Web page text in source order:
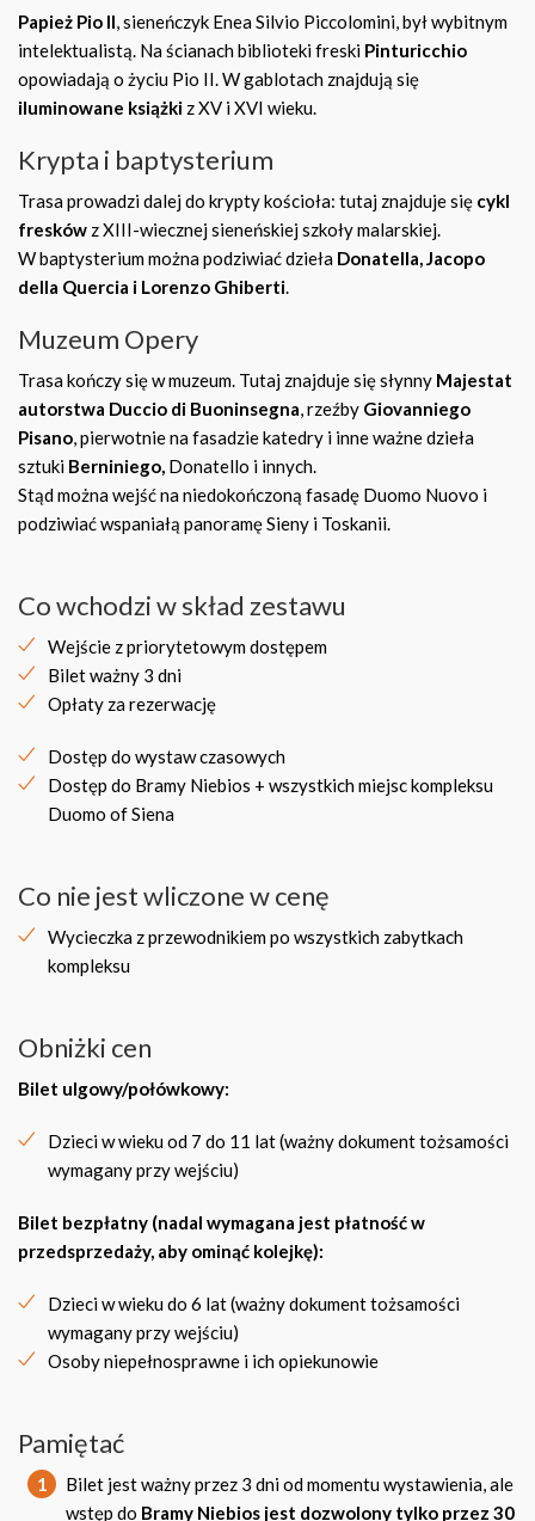
Papież Pio II, sieneńczyk Enea Silvio Piccolomini, był wybitnym
intelektualistą. Na ścianach biblioteki freski Pinturicchio
opowiadają o życiu Pio II. W gablotach znajdują się
iluminowane książki z XV i XVI wieku.
Krypta i baptysterium
Trasa prowadzi dalej do krypty kościoła: tutaj znajduje się cykl
fresków z XIII-wiecznej sieneńskiej szkoły malarskiej.
W baptysterium można podziwiać dzieła Donatella, Jacopo
della Quercia i Lorenzo Ghiberti.
Muzeum Opery
Trasa kończy się w muzeum. Tutaj znajduje się słynny Majestat
autorstwa Duccio di Buoninsegna, rzeźby Giovanniego
Pisano, pierwotnie na fasadzie katedry i inne ważne dzieła
sztuki Berniniego, Donatello i innych.
Stąd można wejść na niedokończoną fasadę Duomo Nuovo i
podziwiać wspaniałą panoramę Sieny i Toskanii.
Co wchodzi w skład zestawu
Wejście z priorytetowym dostępem
Bilet ważny 3 dni
Opłaty za rezerwację
Dostęp do wystaw czasowych
Dostęp do Bramy Niebios + wszystkich miejsc kompleksu
Duomo of Siena
Co nie jest wliczone w cenę
Wycieczka z przewodnikiem po wszystkich zabytkach
kompleksu
Obniżki cen
Bilet ulgowy/połówkowy:
Dzieci w wieku od 7 do 11 lat (ważny dokument tożsamości
wymagany przy wejściu)
Bilet bezpłatny (nadal wymagana jest płatność w
przedsprzedaży, aby ominąć kolejkę):
Dzieci w wieku do 6 lat (ważny dokument tożsamości
wymagany przy wejściu)
Osoby niepełnosprawne i ich opiekunowie
Pamiętać
1
Bilet jest ważny przez 3 dni od momentu wystawienia, ale
wstęp do Bramy Niebios jest dozwolony tylko przez 30